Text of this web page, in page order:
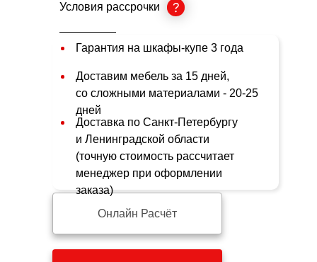
Онлайн Расчёт
Условия рассрочки
Доставим мебель за 15 дней,
со сложными материалами - 20-25
дней
Доставка по Санкт-Петербургу
и Ленинградской области
(точную стоимость рассчитает
менеджер при оформлении
заказа)
Гарантия на шкафы-купе 3 года